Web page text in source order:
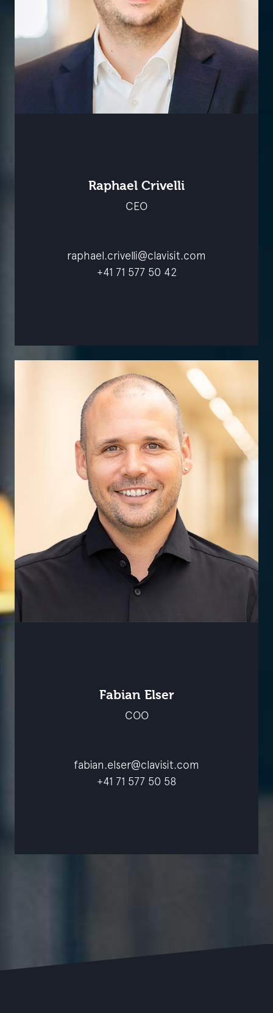
Raphael Crivelli
CEO
raphael.crivelli@clavisit.com
+41 71 577 50 42
Fabian Elser
COO
fabian.elser@clavisit.com
+41 71 577 50 58